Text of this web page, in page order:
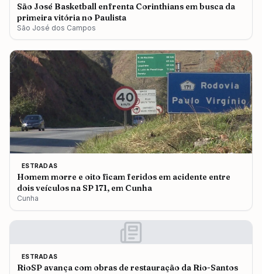
São José Basketball enfrenta Corinthians em busca da
primeira vitória no Paulista
São José dos Campos
ESTRADAS
Homem morre e oito ficam feridos em acidente entre
dois veículos na SP 171, em Cunha
Cunha
ESTRADAS
RioSP avança com obras de restauração da Rio-Santos